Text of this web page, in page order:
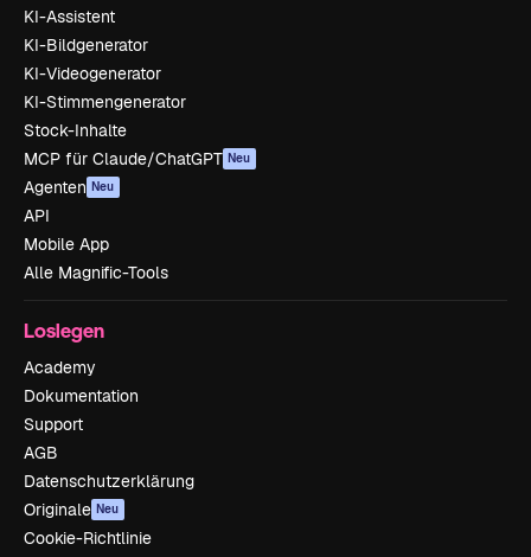
KI-Assistent
KI-Bildgenerator
KI-Videogenerator
KI-Stimmengenerator
Stock-Inhalte
MCP für Claude/ChatGPT Neu
Agenten Neu
API
Mobile App
Alle Magnific-Tools
Loslegen
Academy
Dokumentation
Support
AGB
Datenschutzerklärung
Originale Neu
Cookie-Richtlinie